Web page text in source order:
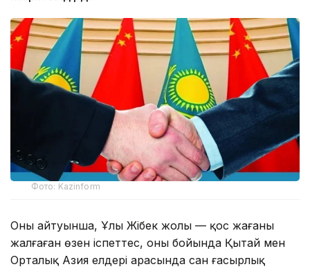
Фото: Kazinform
Оның айтуынша, Ұлы Жібек жолы — қос жағаны
жалғаған өзен іспеттес, оның бойында Қытай мен
Орталық Азия елдері арасында сан ғасырлық